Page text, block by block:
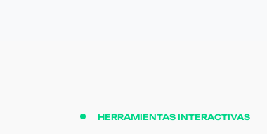
HERRAMIENTAS INTERACTIVAS